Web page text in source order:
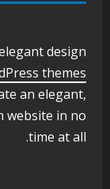
3
design
themes
an elegant,
website in no
time at all.